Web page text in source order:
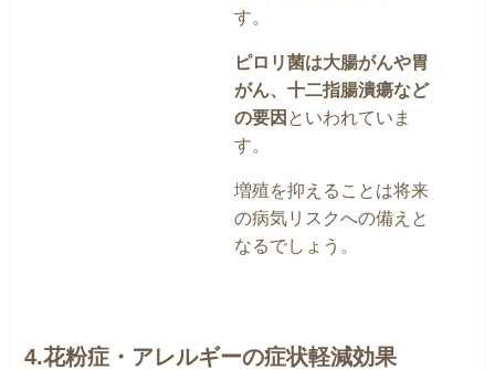
す。
ピロリ菌は大腸がんや胃
がん、十二指腸潰瘍など
の要因 といわれていま
す。
増殖を抑えることは将来
の病気リスクへの備えと
なるでしょう。
4.花粉症・アレルギーの症状軽減効果